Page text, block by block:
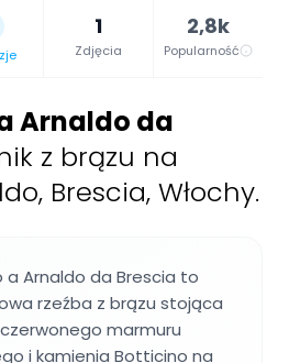
1
Zdjęcia
2,8k
Popularność
Arnaldo da
z brązu na
Brescia, Włochy.
Arnaldo da Brescia to
rzeźba z brązu stojąca
marmuru
i kamienia Botticino na